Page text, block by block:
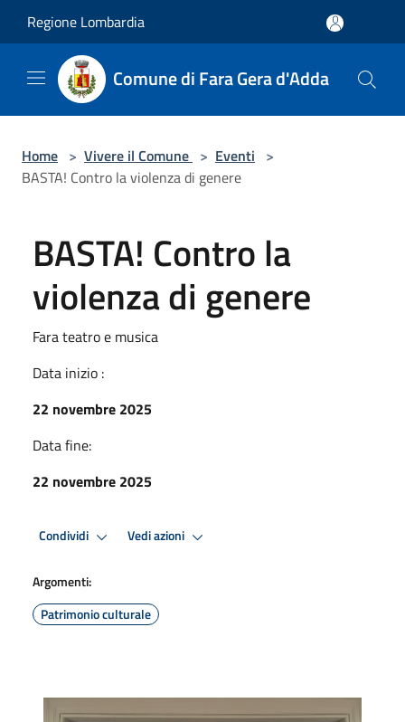
Regione Lombardia
Comune di Fara Gera d'Adda
Home > Vivere il Comune > Eventi >
BASTA! Contro la violenza di genere
BASTA! Contro la
violenza di genere
Fara teatro e musica
Data inizio :
22 novembre 2025
Data fine:
22 novembre 2025
Condividi Vedi azioni
Argomenti:
Patrimonio culturale